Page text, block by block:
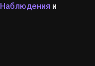
Наблюдения и